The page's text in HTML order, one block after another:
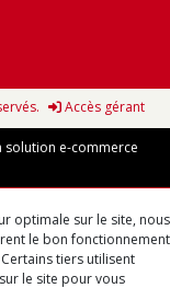
Accès gérant
solution e-commerce
optimale sur le site, nous
le bon fonctionnement
tiers utilisent
le site pour vous